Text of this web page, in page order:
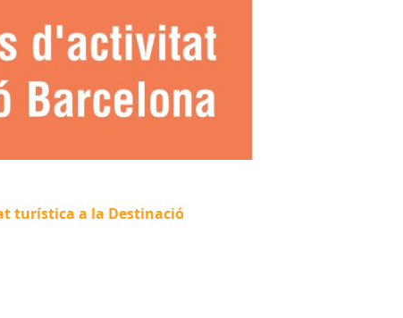
turística a la Destinació